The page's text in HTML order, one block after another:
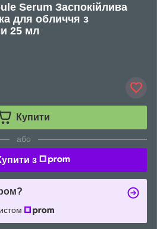
Serum Заспокійлива
для обличчя з
25 мл
Купити
або
з